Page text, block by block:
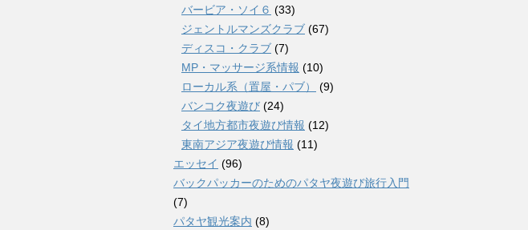
バービア・ソイ６ (33)
ジェントルマンズクラブ (67)
ディスコ・クラブ (7)
MP・マッサージ系情報 (10)
ローカル系（置屋・パブ）
(9)
バンコク夜遊び (24)
タイ地方都市夜遊び情報 (12)
東南アジア夜遊び情報 (11)
エッセイ (96)
バックパッカーのためのパタヤ夜遊び旅行入門
(7)
パタヤ観光案内 (8)